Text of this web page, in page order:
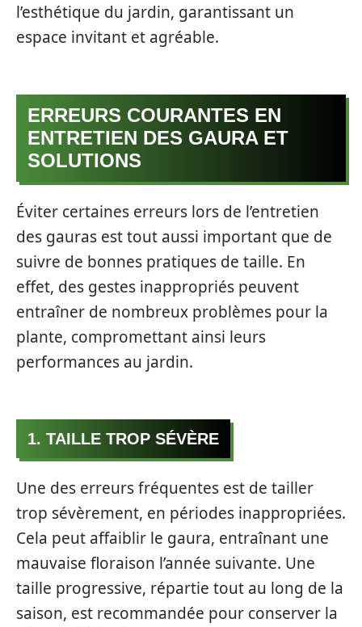
l’esthétique du jardin, garantissant un
espace invitant et agréable.
ERREURS COURANTES EN
ENTRETIEN DES GAURA ET
SOLUTIONS
Éviter certaines erreurs lors de l’entretien
des gauras est tout aussi important que de
suivre de bonnes pratiques de taille. En
effet, des gestes inappropriés peuvent
entraîner de nombreux problèmes pour la
plante, compromettant ainsi leurs
performances au jardin.
1. TAILLE TROP SÉVÈRE
Une des erreurs fréquentes est de tailler
trop sévèrement, en périodes inappropriées.
Cela peut affaiblir le gaura, entraînant une
mauvaise floraison l’année suivante. Une
taille progressive, répartie tout au long de la
saison, est recommandée pour conserver la